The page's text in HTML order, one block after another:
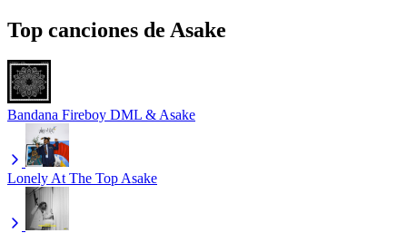
Top canciones de Asake
Bandana Fireboy DML & Asake
Lonely At The TopAsake